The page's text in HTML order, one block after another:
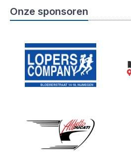
Onze sponsoren